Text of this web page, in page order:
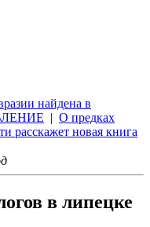
найдена в
| О предках
расскажет новая книга
в липецке